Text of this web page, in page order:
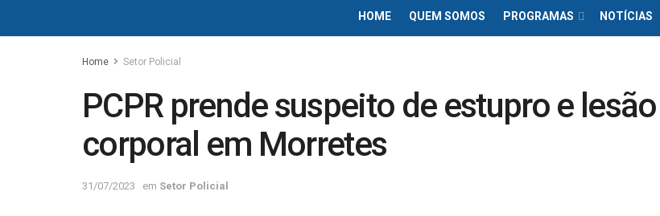
HOME QUEM SOMOS PROGRAMAS NOTÍCIAS
Home Setor Policial
PCPR prende suspeito de estupro e lesão
corporal em Morretes
31/07/2023 em Setor Policial